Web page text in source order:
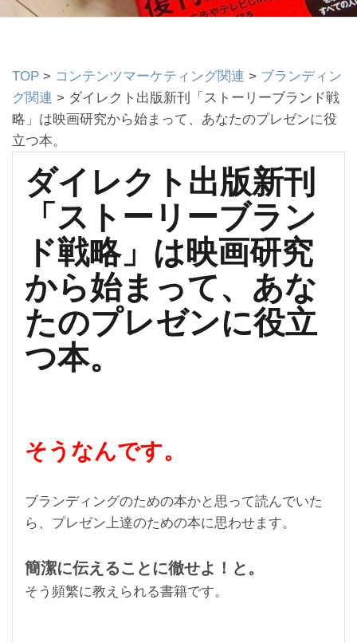
TOP > コンテンツマーケティング関連 > ブランディン
グ関連 > ダイレクト出版新刊「ストーリーブランド戦
略」は映画研究から始まって、あなたのプレゼンに役
立つ本。
ダイレクト出版新刊
「ストーリーブラン
ド戦略」は映画研究
から始まって、あな
たのプレゼンに役立
つ本。
そうなんです。
ブランディングのための本かと思って読んでいた
ら、プレゼン上達のための本に思わせます。
簡潔に伝えることに徹せよ！と。
そう頻繁に教えられる書籍です。